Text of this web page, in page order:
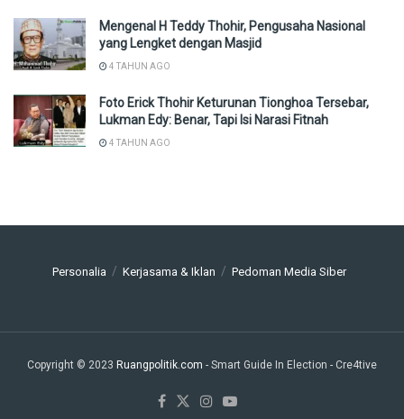
Mengenal H Teddy Thohir, Pengusaha Nasional
yang Lengket dengan Masjid
4 TAHUN AGO
Foto Erick Thohir Keturunan Tionghoa Tersebar,
Lukman Edy: Benar, Tapi Isi Narasi Fitnah
4 TAHUN AGO
Personalia Kerjasama & Iklan Pedoman Media Siber
Copyright © 2023 Ruangpolitik.com - Smart Guide In Election - Cre4tive